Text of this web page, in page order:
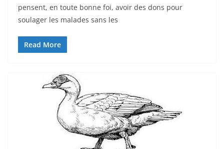
pensent, en toute bonne foi, avoir des dons pour
soulager les malades sans les
Read More